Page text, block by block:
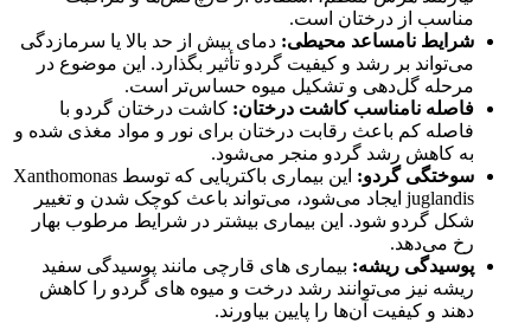
مناسب از درختان است.
شرایط نامساعد محیطی: دمای بیش از حد بالا یا سرمازدگی
می‌تواند بر رشد و کیفیت گردو تأثیر بگذارد. این موضوع در
مرحله گل‌دهی و تشکیل میوه حساس‌تر است.
فاصله نامناسب کاشت درختان: کاشت درختان گردو با
فاصله کم باعث رقابت درختان برای نور و مواد مغذی شده و
به کاهش رشد گردو منجر می‌شود.
سوختگی گردو:
این بیماری باکتریایی که توسط Xanthomonas
juglandis ایجاد می‌شود، می‌تواند باعث کوچک شدن و تغییر
شکل گردو شود. این بیماری بیشتر در شرایط مرطوب بهار
رخ می‌دهد.
پوسیدگی ریشه: بیماری ‌های قارچی مانند پوسیدگی سفید
ریشه نیز می‌توانند رشد درخت و میوه ‌های گردو را کاهش
دهند و کیفیت آن‌ها را پایین بیاورند.